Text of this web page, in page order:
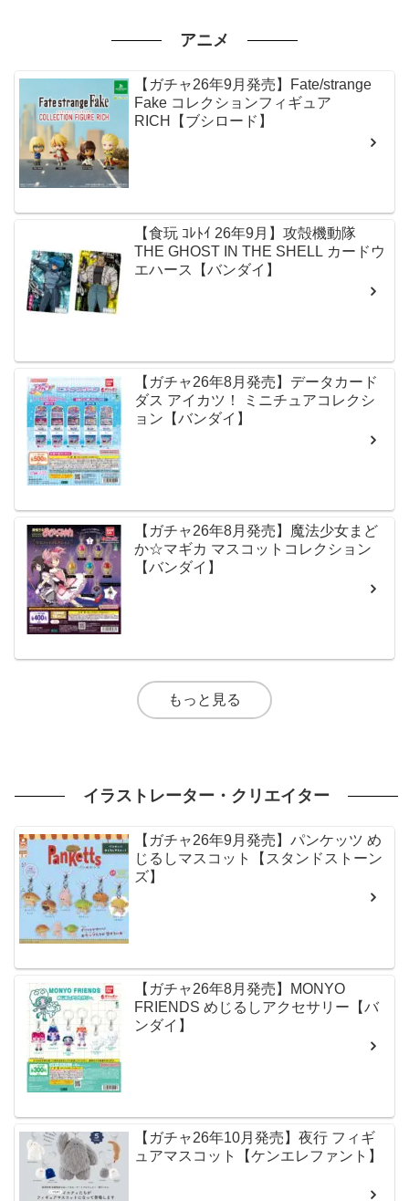
アニメ
【ガチャ26年9月発売】Fate/strange
Fake コレクションフィギュア
RICH【ブシロード】
【食玩 ｺﾚﾄｲ 26年9月】攻殻機動隊
THE GHOST IN THE SHELL カードウ
エハース【バンダイ】
【ガチャ26年8月発売】データカード
ダス アイカツ！ ミニチュアコレクシ
ョン【バンダイ】
【ガチャ26年8月発売】魔法少女まど
か☆マギカ マスコットコレクション
【バンダイ】
もっと見る
イラストレーター・クリエイター
【ガチャ26年9月発売】パンケッツ め
じるしマスコット【スタンドストーン
ズ】
【ガチャ26年8月発売】MONYO
FRIENDS めじるしアクセサリー【バ
ンダイ】
【ガチャ26年10月発売】夜行 フィギ
ュアマスコット【ケンエレファント】